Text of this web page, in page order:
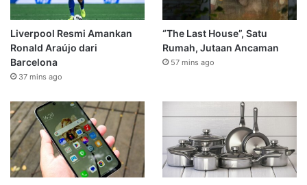
Liverpool Resmi Amankan
Ronald Araújo dari
Barcelona
37 mins ago
“The Last House”, Satu
Rumah, Jutaan Ancaman
57 mins ago